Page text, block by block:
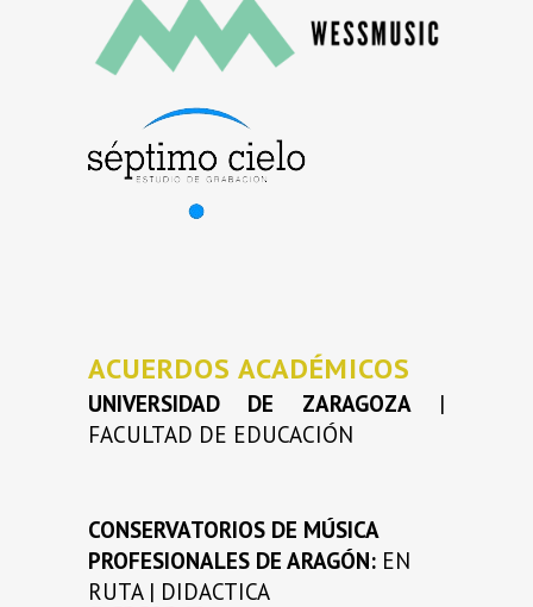
ACUERDOS ACADÉMICOS
UNIVERSIDAD DE ZARAGOZA|
FACULTAD DE EDUCACIÓN
CONSERVATORIOS DE MÚSICA
PROFESIONALES DE ARAGÓN: EN
RUTA | DIDACTICA